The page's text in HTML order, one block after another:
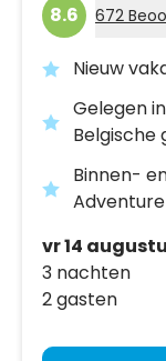
8.6 672
Nieuw
Gelegen
Belgische
Binnen-
vr 14
3 nachten
2 gasten